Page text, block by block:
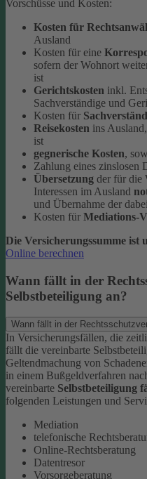
Vorschüsse und Kosten:
Kosten für
Ausland
Kosten für eine
sofern der Wohnort
ist
Gerichtskosten inkl.
Sachverständige und
Kosten für
Reisekosten ins
ist
gegnerische Kosten,
Zahlung eines zinslosen
Übersetzung der für die
Interessen im Ausland
und Übernahme der
Kosten für Mediations-
Die Versicherungssumme ist
Online berechnen
Wann fällt in der
Selbstbeteiligung an?
Wann fällt in der
In Versicherungsfällen, die
fällt die vereinbarte
Geltendmachung von
in einem Bußgeldverfahren
vereinbarte Selbstbeteiligung
folgenden Leistungen und
Mediation
telefonische
Online-Rechtsberatung
Datentresor
Vorsorgeberatung